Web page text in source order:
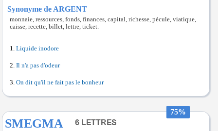
Synonyme de ARGENT
monnaie, ressources, fonds, finances, capital, richesse, pécule, viatique,
caisse, recette, billet, lettre, ticket.
Liquide inodore
Il n'a pas d'odeur
On dit qu'il ne fait pas le bonheur
75%
SMEGMA